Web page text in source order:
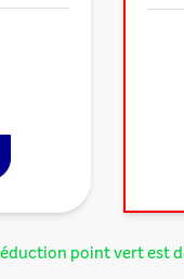
point vert est